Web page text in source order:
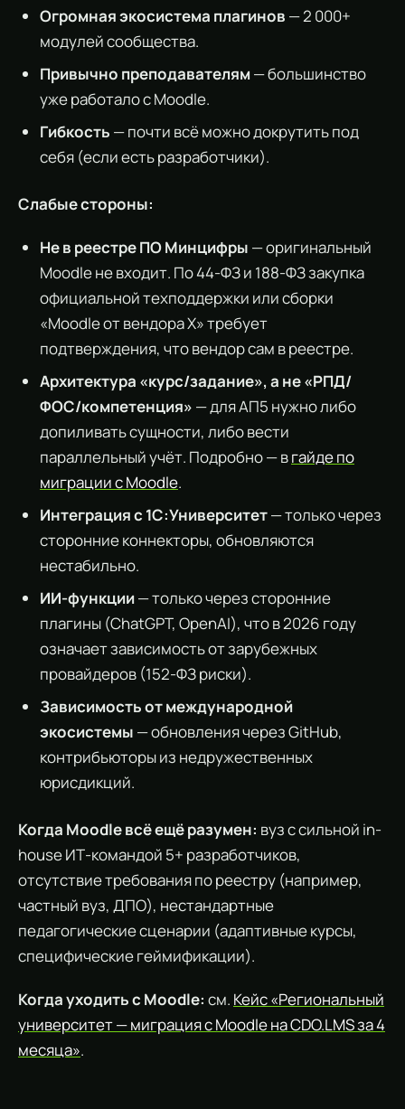
Огромная экосистема плагинов — 2 000+
модулей сообщества.
Привычно преподавателям— большинство
уже работало с Moodle.
Гибкость — почти всё можно докрутить под
себя (если есть разработчики).
Слабые стороны:
Не в реестре ПО Минцифры — оригинальный
Moodle не входит. По 44-ФЗ и 188-ФЗ закупка
официальной техподдержки или сборки
«Moodle от вендора X» требует
подтверждения, что вендор сам в реестре.
Архитектура «курс/задание», а не «РПД/
ФОС/компетенция» — для АП5 нужно либо
допиливать сущности, либо вести
параллельный учёт. Подробно — вгайде по
миграции с Moodle.
Интеграция с 1С:Университет— только через
сторонние коннекторы, обновляются
нестабильно.
ИИ-функции— только через сторонние
плагины (ChatGPT, OpenAI), что в 2026 году
означает зависимость от зарубежных
провайдеров (152-ФЗ риски).
Зависимость от международной
экосистемы — обновления через GitHub,
контрибьюторы из недружественных
юрисдикций.
Когда Moodle всё ещё разумен: вуз с сильной in-
house ИТ-командой 5+ разработчиков,
отсутствие требования по реестру (например,
частный вуз, ДПО), нестандартные
педагогические сценарии (адаптивные курсы,
специфические геймификации).
Когда уходить с Moodle: см. Кейс «Региональный
университет — миграция с Moodle на CDO.LMS за 4
месяца».